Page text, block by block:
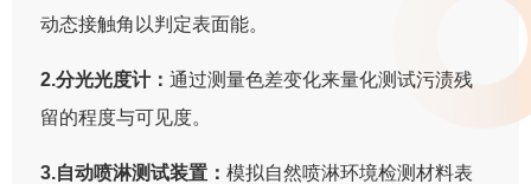
动态接触角以判定表面能。
2.分光光度计：通过测量色差变化来量化测试污渍残
留的程度与可见度。
3.自动喷淋测试装置：模拟自然喷淋环境检测材料表